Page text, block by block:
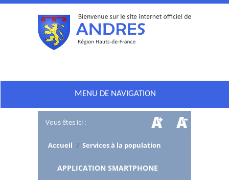
MENU DE NAVIGATION
Vous êtes ici :
Accueil / Services à la population
APPLICATION SMARTPHONE